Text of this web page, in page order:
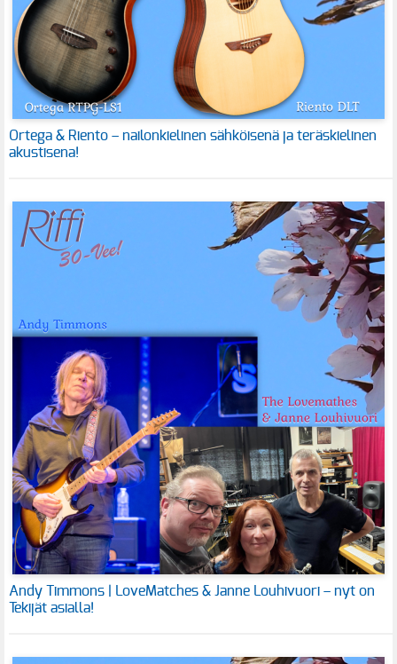
Ortega & Riento – nailonkielinen sähköisenä ja teräskielinen
akustisena!
Andy Timmons | LoveMatches & Janne Louhivuori – nyt on
Tekijät asialla!